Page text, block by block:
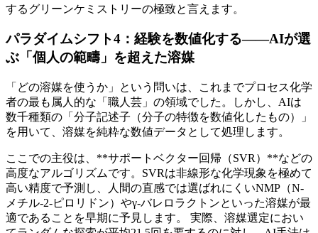
するグリーンケミストリーの極致と言えます。
パラダイムシフト4：経験を数値化する——AIが選
ぶ「個人の範疇」を超えた溶媒
「どの溶媒を使うか」という問いは、これまでプロセス化学
者の最も属人的な「職人芸」の領域でした。しかし、AIは
数千種類の「分子記述子（分子の特徴を数値化したもの）」
を用いて、溶媒を純粋な数値データとして処理します。
ここでの主役は、**サポートベクター回帰（SVR）**などの
高度なアルゴリズムです。SVRは非線形な化学現象を極めて
高い精度で予測し、人間の直感では選ばれにくいNMP（N-
メチル-2-ピロリドン）やγ-バレロラクトンといった溶媒が最
適であることを早期に予見します。 実際、溶媒選定におい